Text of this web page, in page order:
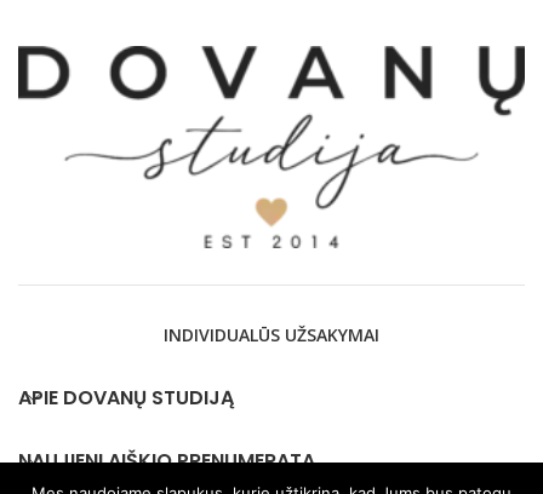
INDIVIDUALŪS UŽSAKYMAI
APIE DOVANŲ STUDIJĄ
NAUJIENLAIŠKIO PRENUMERATA